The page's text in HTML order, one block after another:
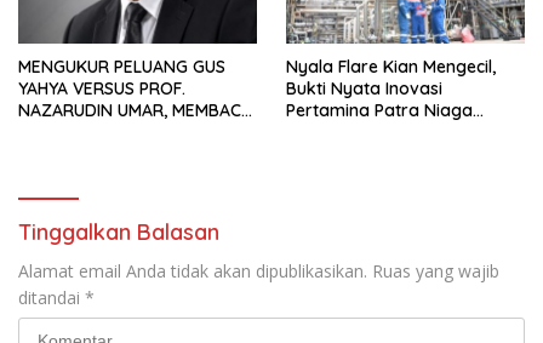
MENGUKUR PELUANG GUS
YAHYA VERSUS PROF.
NAZARUDIN UMAR, MEMBACA
Nyala Flare Kian Mengecil,
Bukti Nyata Inovasi
Pertamina Patra Niaga
Tinggalkan Balasan
Alamat email Anda tidak akan dipublikasikan. Ruas yang wajib
ditandai *